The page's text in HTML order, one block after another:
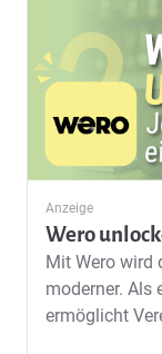
Anzeige
Wero
Mit Wero wird
moderner. Als
ermöglicht